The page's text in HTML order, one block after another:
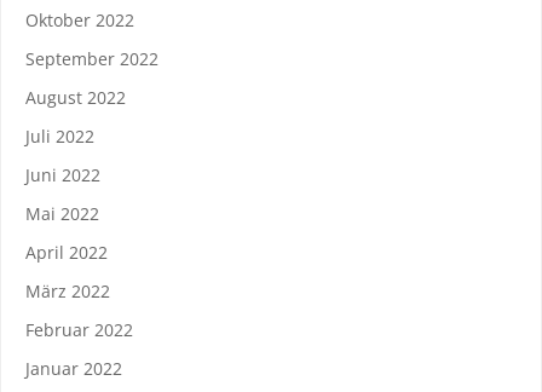
Oktober 2022
September 2022
August 2022
Juli 2022
Juni 2022
Mai 2022
April 2022
März 2022
Februar 2022
Januar 2022